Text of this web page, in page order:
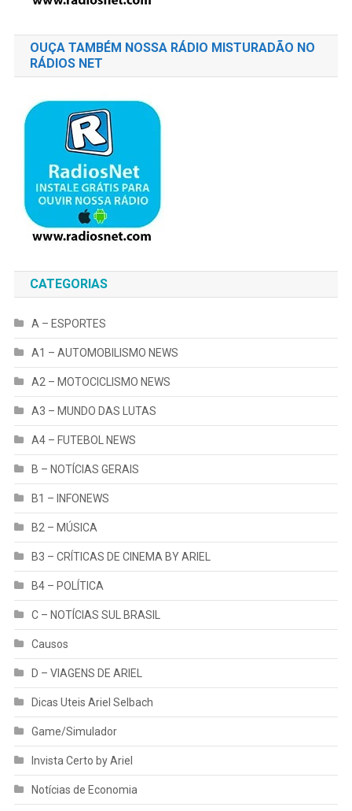
OUÇA TAMBÉM NOSSA RÁDIO MISTURADÃO NO
RÁDIOS NET
CATEGORIAS
A – ESPORTES
A1 – AUTOMOBILISMO NEWS
A2 – MOTOCICLISMO NEWS
A3 – MUNDO DAS LUTAS
A4 – FUTEBOL NEWS
B – NOTÍCIAS GERAIS
B1 – INFONEWS
B2 – MÚSICA
B3 – CRÍTICAS DE CINEMA BY ARIEL
B4 – POLÍTICA
C – NOTÍCIAS SUL BRASIL
Causos
D – VIAGENS DE ARIEL
Dicas Uteis Ariel Selbach
Game/Simulador
Invista Certo by Ariel
Notícias de Economia